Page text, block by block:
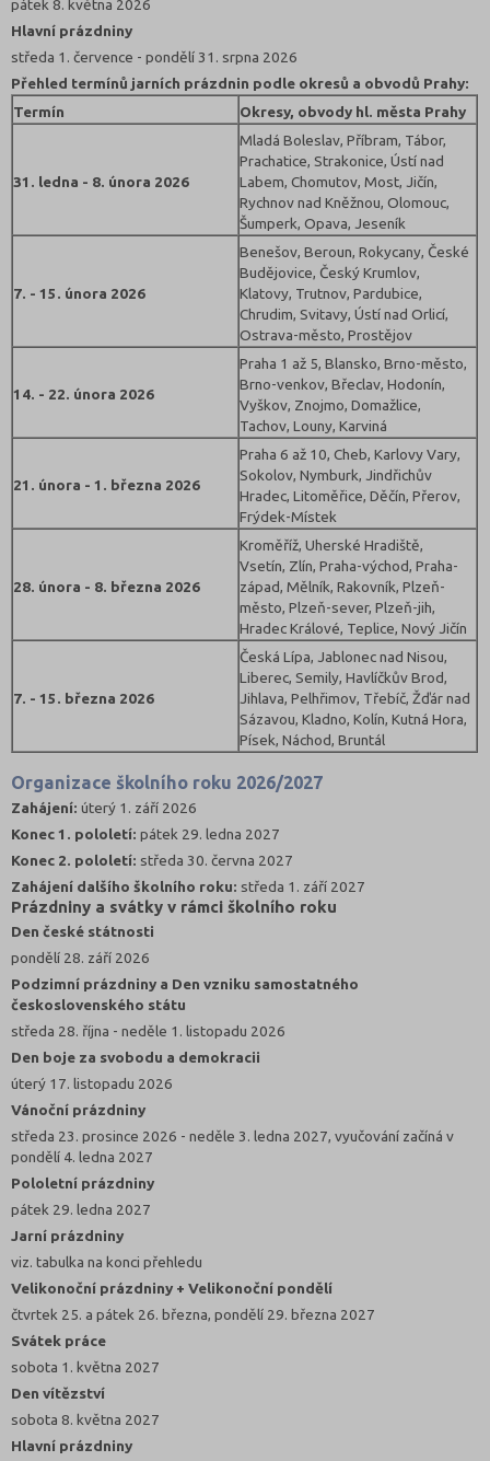
pátek 8. května 2026
Hlavní prázdniny
středa 1. července - pondělí 31. srpna 2026
Přehled termínů jarních prázdnin podle okresů a obvodů Prahy:
Termín
Okresy, obvody hl. města Prahy
31. ledna - 8. února 2026
Mladá Boleslav, Příbram, Tábor,
Prachatice, Strakonice, Ústí nad
Labem, Chomutov, Most, Jičín,
Rychnov nad Kněžnou, Olomouc,
Šumperk, Opava, Jeseník
7. - 15. února 2026
Benešov, Beroun, Rokycany, České
Budějovice, Český Krumlov,
Klatovy, Trutnov, Pardubice,
Chrudim, Svitavy, Ústí nad Orlicí,
Ostrava-město, Prostějov
14. - 22. února 2026
Praha 1 až 5, Blansko, Brno-město,
Brno-venkov, Břeclav, Hodonín,
Vyškov, Znojmo, Domažlice,
Tachov, Louny, Karviná
21. února - 1. března 2026
Praha 6 až 10, Cheb, Karlovy Vary,
Sokolov, Nymburk, Jindřichův
Hradec, Litoměřice, Děčín, Přerov,
Frýdek-Místek
28. února - 8. března 2026
Kroměříž, Uherské Hradiště,
Vsetín, Zlín, Praha-východ, Praha-
západ, Mělník, Rakovník, Plzeň-
město, Plzeň-sever, Plzeň-jih,
Hradec Králové, Teplice, Nový Jičín
7. - 15. března 2026
Česká Lípa, Jablonec nad Nisou,
Liberec, Semily, Havlíčkův Brod,
Jihlava, Pelhřimov, Třebíč, Žďár nad
Sázavou, Kladno, Kolín, Kutná Hora,
Písek, Náchod, Bruntál
Organizace školního roku 2026/2027
Zahájení:úterý 1. září 2026
Konec 1. pololetí:pátek 29. ledna 2027
Konec 2. pololetí: středa 30. června 2027
Zahájení dalšího školního roku: středa 1. září 2027
Prázdniny a svátky v rámci školního roku
Den české státnosti
pondělí 28. září 2026
Podzimní prázdniny a Den vzniku samostatného
československého státu
středa 28. října - neděle 1. listopadu 2026
Den boje za svobodu a demokracii
úterý 17. listopadu 2026
Vánoční prázdniny
středa 23. prosince 2026 - neděle 3. ledna 2027, vyučování začíná v
pondělí 4. ledna 2027
Pololetní prázdniny
pátek 29. ledna 2027
Jarní prázdniny
viz. tabulka na konci přehledu
Velikonoční prázdniny + Velikonoční pondělí
čtvrtek 25. a pátek 26. března, pondělí 29. března 2027
Svátek práce
sobota 1. května 2027
Den vítězství
sobota 8. května 2027
Hlavní prázdniny